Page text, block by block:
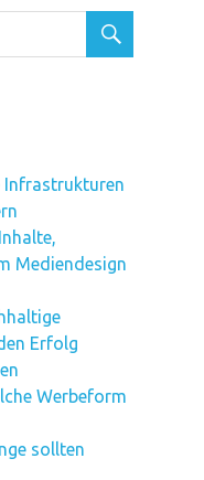
Infrastrukturen
Mediendesign
Erfolg
Werbeform
sollten